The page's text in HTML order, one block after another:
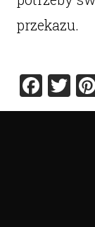
przekazu.